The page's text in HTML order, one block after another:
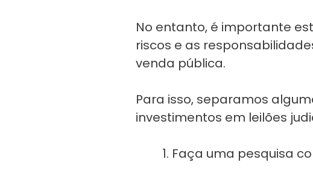
No entanto, é importante
riscos e as
venda pública.
Para isso, separamos
investimentos em leilões
Faça uma pesquisa